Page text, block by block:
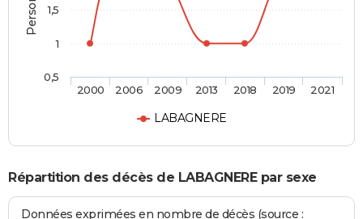
LABAGNERE
2000 2006 2009 2013 2018 2019 2021
0,5
1
1,5
Répartition des décès de LABAGNERE par sexe
Données exprimées en nombre de décès (source :